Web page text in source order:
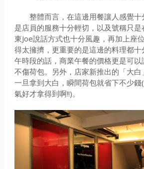
整體而言，在這邊用餐讓人感覺十
是店員的服務十分輕切，以及號稱只
東Joe說話方式也十分風趣，再加上座
得太擁擠，更重要的是這邊的料理都
午時段的話，商業午餐的價格更是可以
不傷荷包。另外，店家新推出的「大白
一旦拿到大白，瞬間荷包就省下不少
氣好才拿得到啊!!)。